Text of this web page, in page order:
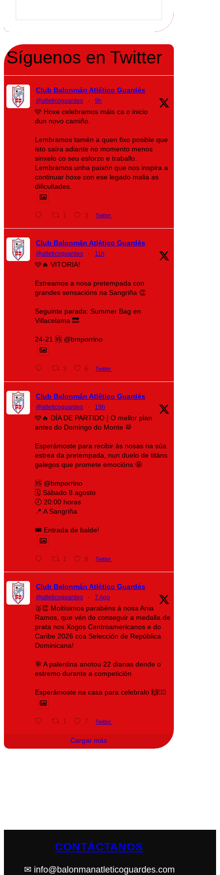
Síguenos en Twitter
Club Balonmán Atlético Guardés
@atleticoguardes · 9h
🩵 Hoxe celebramos máis ca o inicio
dun novo camiño.
Lembramos tamén a quen fixo posible que
isto saíra adiante no momento menos
sinxelo co seu esforzo e traballo.
Lembramos unha paixón que nos inspira a
continuar hoxe con ese legado malia as
dificultades.
1 3 Twitter
Club Balonmán Atlético Guardés
@atleticoguardes · 11h
🩵🔥 VITORIA!
Estreamos a nosa pretempada con
grandes sensacións na Sangriña 👏
Seguinte parada: Summer Bag en
Villacelama 🔜
24-21 🆚 @bmporrino
3 6 Twitter
Club Balonmán Atlético Guardés
@atleticoguardes · 19h
🩵🔥 DÍA DE PARTIDO | O mellor plan
antes do Domingo do Monte 🥁
Esperámoste para recibir ás nosas na súa
estrea da pretempada, nun duelo de titáns
galegos que promete emocións 🤩
🆚 @bmporrino
🗓️ Sábado 8 agosto
🕗 20:00 horas
📍 A Sangriña
🎟️ Entrada de balde!
1 8 Twitter
Club Balonmán Atlético Guardés
@atleticoguardes · 7 Ago
🥈👏 Moitísimos parabéns á nosa Ania
Ramos, que vén de conseguir a medalla de
prata nos Xogos Centroamericanos e do
Caribe 2026 coa Selección de República
Dominicana!
🎯 A palentina anotou 22 dianas dende o
estremo durante a competición
Esperámoste na casa para celebralo 🙌❤️‍🔥
1 7 Twitter
Cargar más
CONTÁCTANOS
✉ info@balonmanatleticoguardes.com